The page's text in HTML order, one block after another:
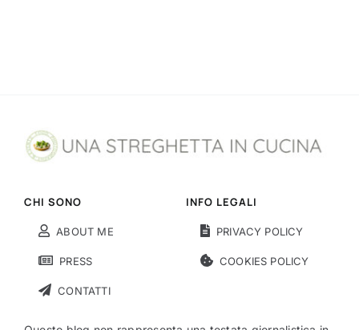
CHI SONO
ABOUT ME
PRESS
CONTATTI
INFO LEGALI
PRIVACY POLICY
COOKIES POLICY